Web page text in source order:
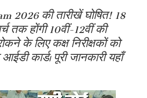
2026 की तारीखें घोषित! 18
तक होंगी 10वीं-12वीं की
के लिए कक्ष निरीक्षकों को
कार्ड। पूरी जानकारी यहाँ